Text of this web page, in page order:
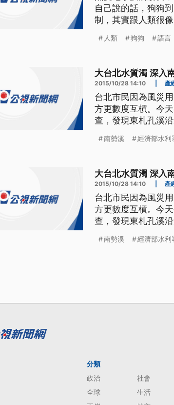
自己說的話，狗狗
制，其實跟人類很
期刊最新一期刊登
人類 狗狗 語言
大台北水質濁 深入
2015/10/28 14:10 產
台北市民因為風災
方更數度互槓。今
查，發現東札孔溪
一混濁一清澈，然
南勢溪 經濟部水利
大台北水質濁 深入
2015/10/28 14:10 產
台北市民因為風災
方更數度互槓。今
查，發現東札孔溪
一混濁一清澈，然
南勢溪 經濟部水利
分類
政治
社會
全球
生活